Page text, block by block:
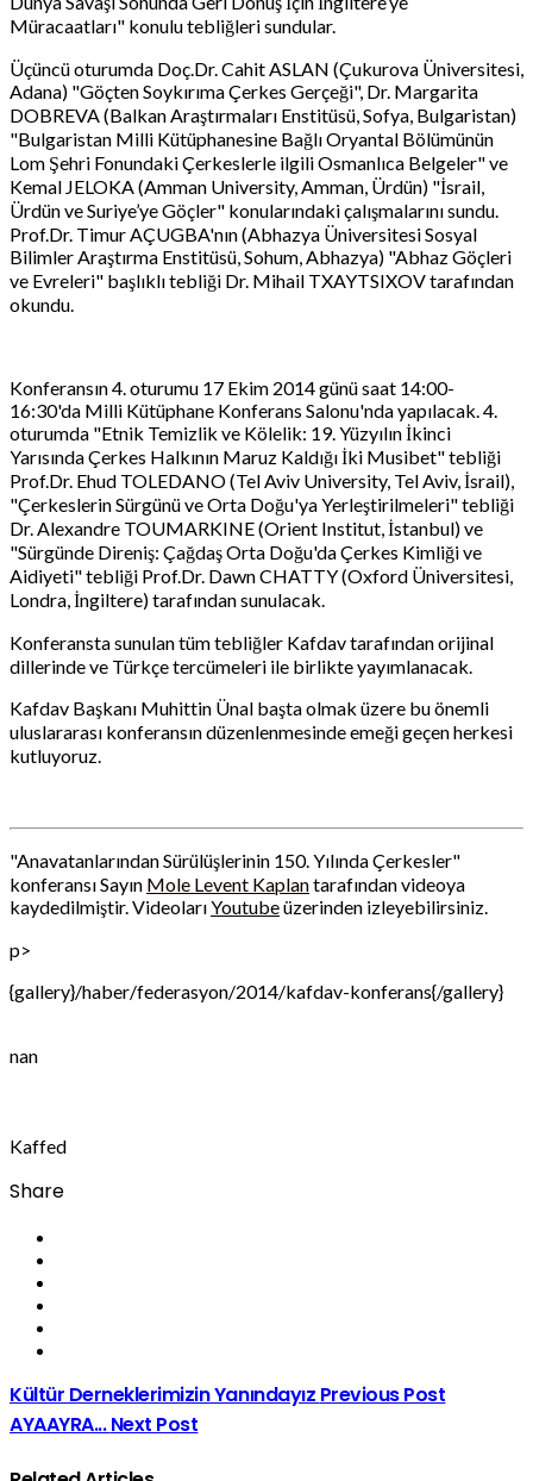
Müracaatları" konulu tebliğleri sundular.
Üçüncü oturumda Doç.Dr. Cahit ASLAN (Çukurova Üniversitesi,
Adana) "Göçten Soykırıma Çerkes Gerçeği", Dr. Margarita
DOBREVA (Balkan Araştırmaları Enstitüsü, Sofya, Bulgaristan)
"Bulgaristan Milli Kütüphanesine Bağlı Oryantal Bölümünün
Lom Şehri Fonundaki Çerkeslerle ilgili Osmanlıca Belgeler" ve
Kemal JELOKA (Amman University, Amman, Ürdün) "İsrail,
Ürdün ve Suriye’ye Göçler" konularındaki çalışmalarını sundu.
Prof.Dr. Timur AÇUGBA'nın (Abhazya Üniversitesi Sosyal
Bilimler Araştırma Enstitüsü, Sohum, Abhazya) "Abhaz Göçleri
ve Evreleri" başlıklı tebliği Dr. Mihail TXAYTSIXOV tarafından
okundu.
Konferansın 4. oturumu 17 Ekim 2014 günü saat 14:00-
16:30'da Milli Kütüphane Konferans Salonu'nda yapılacak. 4.
oturumda "Etnik Temizlik ve Kölelik: 19. Yüzyılın İkinci
Yarısında Çerkes Halkının Maruz Kaldığı İki Musibet" tebliği
Prof.Dr. Ehud TOLEDANO (Tel Aviv University, Tel Aviv, İsrail),
"Çerkeslerin Sürgünü ve Orta Doğu'ya Yerleştirilmeleri" tebliği
Dr. Alexandre TOUMARKINE (Orient Institut, İstanbul) ve
"Sürgünde Direniş: Çağdaş Orta Doğu'da Çerkes Kimliği ve
Aidiyeti" tebliği Prof.Dr. Dawn CHATTY (Oxford Üniversitesi,
Londra, İngiltere) tarafından sunulacak.
Konferansta sunulan tüm tebliğler Kafdav tarafından orijinal
dillerinde ve Türkçe tercümeleri ile birlikte yayımlanacak.
Kafdav Başkanı Muhittin Ünal başta olmak üzere bu önemli
uluslararası konferansın düzenlenmesinde emeği geçen herkesi
kutluyoruz.
"Anavatanlarından Sürülüşlerinin 150. Yılında Çerkesler"
konferansı Sayın Mole Levent Kaplantarafından videoya
kaydedilmiştir. VideolarıYoutubeüzerinden izleyebilirsiniz.
p>
{gallery}/haber/federasyon/2014/kafdav-konferans{/gallery}
nan
Kaffed
Share
Kültür Derneklerimizin Yanındayız Previous Post
AYAAYRA...Next Post